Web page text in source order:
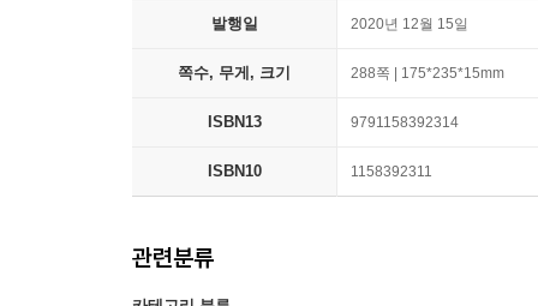
발행일 2020년 12월 15일
쪽수, 무게, 크기 288쪽 | 175*235*15mm
ISBN13 9791158392314
ISBN10 1158392311
관련분류